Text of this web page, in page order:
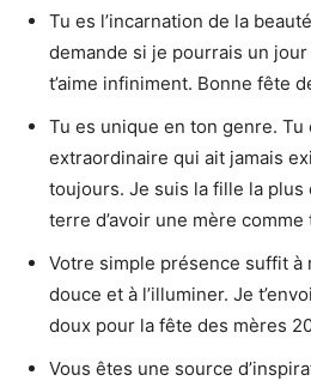
Tu es l’incarnation de la
demande si je pourrais un
t’aime infiniment. Bonne fête
Tu es unique en ton genre. Tu
extraordinaire qui ait jamais
toujours. Je suis la fille la plus
terre d’avoir une mère comme
Votre simple présence suffit à
douce et à l’illuminer. Je
doux pour la fête des mères
Vous êtes une source